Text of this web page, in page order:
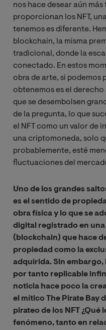
nos hace desear aún
proporcionan los NFT,
tenemos es diferente.
blockchain, la misma
tradicional, donde la
conectado. En estos
obra de arte, si podemos
obtenemos es el derecho
que se desembolsen
de la pregunta, lo que
el NFT como un valor de
una criptomoneda, solo
probablemente, esté
fluctuaciones del
Uno de los grandes
es el sentido de
obra física y lo que se
digital registrado en
(blockchain) que hace
propiedad como la
adquirida. Sin embargo,
por tanto replicable
noticia hace poco la
el mítico The Pirate Bay
pirateo de los NFT ¿Qué
fenómeno, tanto en